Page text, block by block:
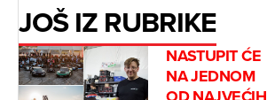
JOŠ IZ RUBRIKE
NASTUPIT ĆE
NA JEDNOM